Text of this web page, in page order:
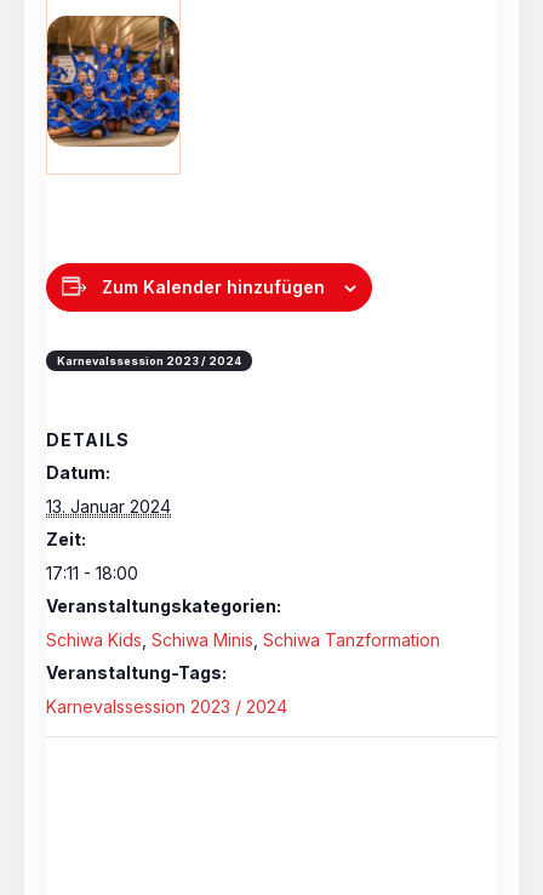
Zum Kalender hinzufügen
DETAILS
Datum:
13. Januar 2024
Zeit:
17:11 - 18:00
Veranstaltungskategorien:
Schiwa Kids ,Schiwa Minis ,Schiwa Tanzformation
Veranstaltung-Tags:
Karnevalssession 2023 / 2024
Karnevalssession 2023 / 2024